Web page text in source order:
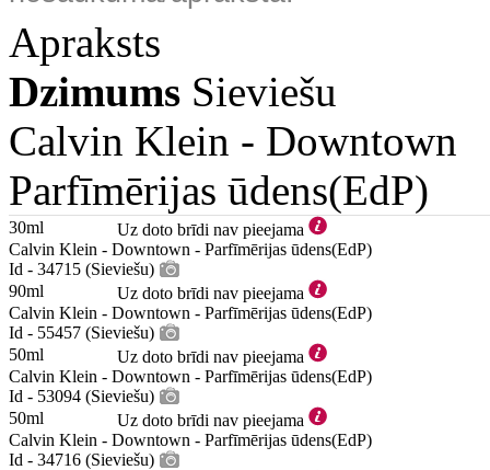
Apraksts
Dzimums Sieviešu
Calvin Klein - Downtown
Parfīmērijas ūdens(EdP)
30ml
Uz doto brīdi nav pieejama
Calvin Klein - Downtown - Parfīmērijas ūdens(EdP)
Id - 34715 (Sieviešu)
90ml
Uz doto brīdi nav pieejama
Calvin Klein - Downtown - Parfīmērijas ūdens(EdP)
Id - 55457 (Sieviešu)
50ml
Uz doto brīdi nav pieejama
Calvin Klein - Downtown - Parfīmērijas ūdens(EdP)
Id - 53094 (Sieviešu)
50ml
Uz doto brīdi nav pieejama
Calvin Klein - Downtown - Parfīmērijas ūdens(EdP)
Id - 34716 (Sieviešu)